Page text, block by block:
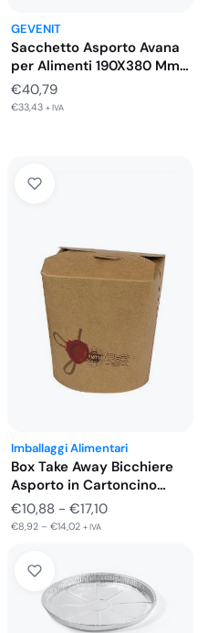
GEVENIT
Sacchetto Asporto Avana
per Alimenti 190X380 Mm
1000…
€40,79
€33,43 + IVA
Imballaggi Alimentari
Box Take Away Bicchiere
Asporto in Cartoncino
Richiudibile…
€10,88 - €17,10Fascia
da
€10,88
€8,92 – €14,02 + IVA